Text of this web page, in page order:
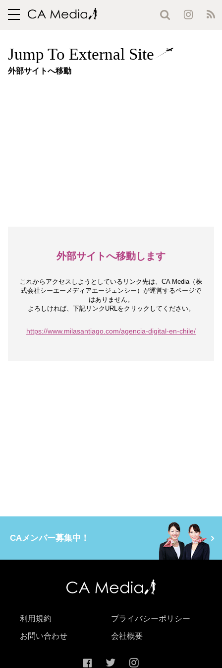
toggle
Jump To External Site
外部サイトへ移動
外部サイトへ移動します
これからアクセスしようとしているリンク先は、 CA Media（株
式会社シーエーメディアエージェンシー）が運営するページで
はありません。
よろしければ、下記リンクURLをクリックしてください。
https://www.milasantiago.com/agencia-digital-en-chile/
CAメンバー募集中！
利用規約 プライバシーポリシー
お問い合わせ 会社概要